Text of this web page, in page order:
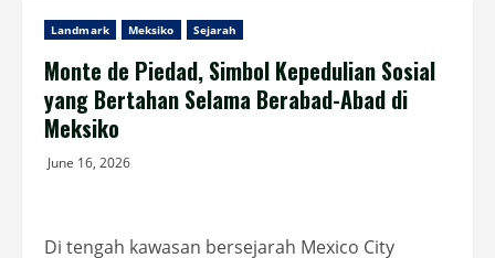
Landmark Meksiko Sejarah
Monte de Piedad, Simbol Kepedulian Sosial
yang Bertahan Selama Berabad-Abad di
Meksiko
June 16, 2026
Di tengah kawasan bersejarah Mexico City